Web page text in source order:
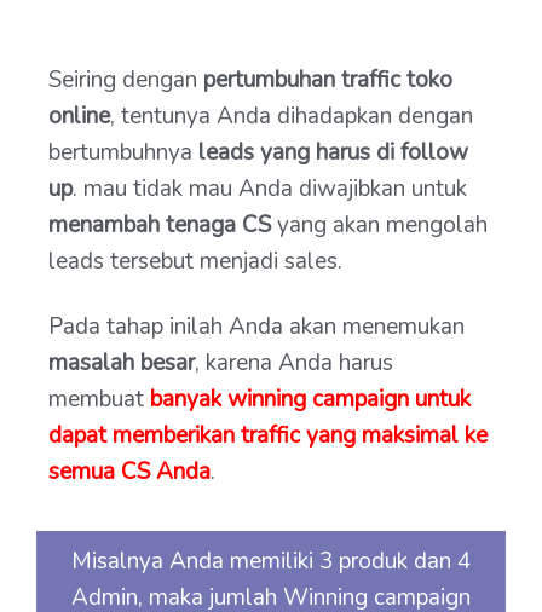
Seiring dengan pertumbuhan traffic toko
online, tentunya Anda dihadapkan dengan
bertumbuhnya leads yang harus di follow
up. mau tidak mau Anda diwajibkan untuk
menambah tenaga CSyang akan mengolah
leads tersebut menjadi sales.
Pada tahap inilah Anda akan menemukan
masalah besar, karena Anda harus
membuat banyak winning campaign untuk
dapat memberikan traffic yang maksimal ke
semua CS Anda.
Misalnya Anda memiliki 3 produk dan 4
Admin, maka jumlah Winning campaign